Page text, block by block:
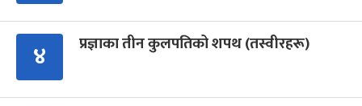
४ प्रज्ञाका तीन कुलपतिको शपथ (तस्वीरहरू)